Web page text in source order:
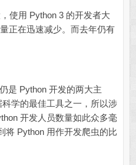
用 Python 3 的开发者大
正在迅速减少。而去年仍有
Python 开发的两大主
学的最佳工具之一，所以涉
开发人员数量如此众多毫
将 Python 用作开发爬虫的比